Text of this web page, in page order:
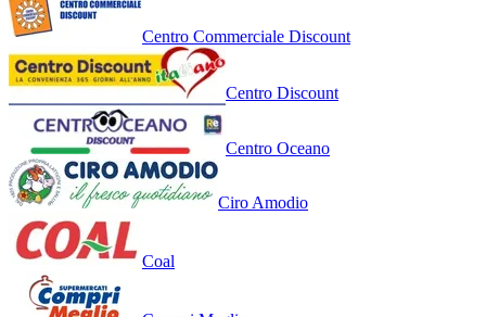
Centro Commerciale Discount
Centro Discount
Centro Oceano
Ciro Amodio
Coal